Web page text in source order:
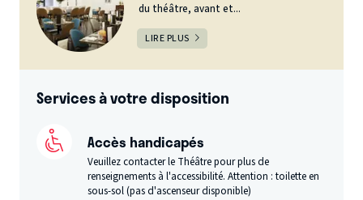
du théâtre, avant et...
LIRE PLUS
Services à votre disposition
Accès handicapés
Veuillez contacter le Théâtre pour plus de
renseignements à l'accessibilité. Attention : toilette en
sous-sol (pas d'ascenseur disponible)